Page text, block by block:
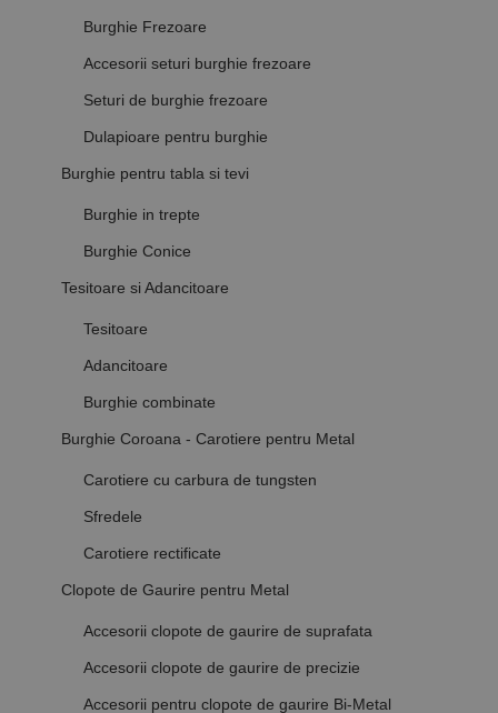
Burghie Frezoare
Accesorii seturi burghie frezoare
Seturi de burghie frezoare
Dulapioare pentru burghie
Burghie pentru tabla si tevi
Burghie in trepte
Burghie Conice
Tesitoare si Adancitoare
Tesitoare
Adancitoare
Burghie combinate
Burghie Coroana - Carotiere pentru Metal
Carotiere cu carbura de tungsten
Sfredele
Carotiere rectificate
Clopote de Gaurire pentru Metal
Accesorii clopote de gaurire de suprafata
Accesorii clopote de gaurire de precizie
Accesorii pentru clopote de gaurire Bi-Metal